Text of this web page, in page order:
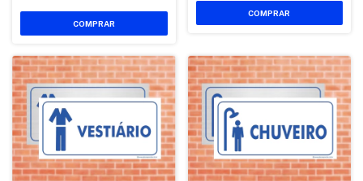
COMPRAR
COMPRAR